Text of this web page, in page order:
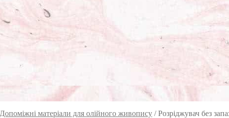
Допоміжні матеріали для олійного живопису /Розріджувач без